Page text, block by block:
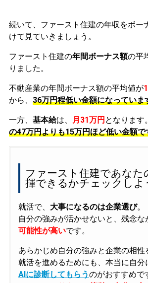
続いて、ファースト住建の年収をボー
けて見ていきましょう。
ファースト住建の年間ボーナス額の平
りました。
不動産業の年間ボーナス額の平均値が
から、 36万円程低い金額になっていま
一方、 基本給は、 月31万円 となります
の47万円よりも15万円ほど低い金額で
ファースト住建であなた
揮できるかチェックしよ
就活で、 大事になるのは企業選び。
自分の強みが活かせないと、残念な
可能性が高いです。
あらかじめ自分の強みと企業の相性
就活を進めるためにも、本当に自分
AIに診断してもらうのがおすすめで